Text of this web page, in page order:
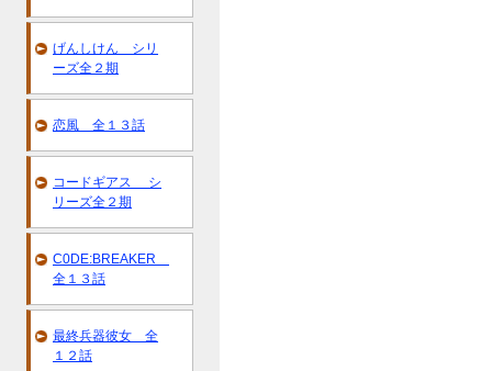
げんしけん シリ
ーズ全２期
恋風 全１３話
コードギアス シ
リーズ全２期
C0DE:BREAKER
全１３話
最終兵器彼女 全
１２話